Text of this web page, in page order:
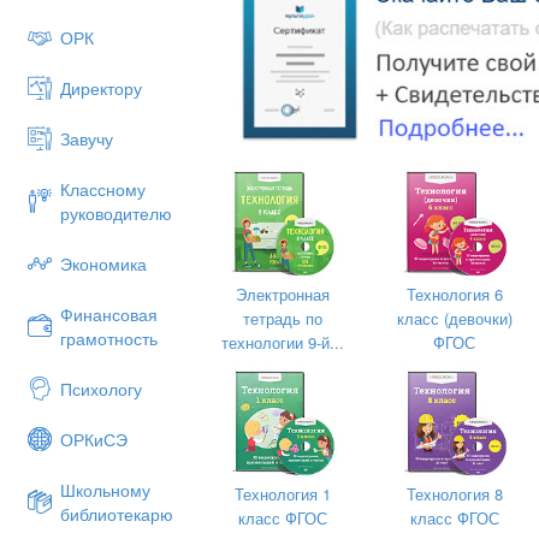
ОРК
Директору
Завучу
Классному
руководителю
Экономика
Финансовая
грамотность
Психологу
ОРКиСЭ
Школьному
библиотекарю
Отличительные особенности
Возможность работы в режиме
Возможность организации
Возможность моделирования
изображения и высокой степени
Автоматизация рутинных
времени
Электронная
тетрадь по
технологии 9-й...
Технология 6
класс (девочки)
ФГОС
Технология 1
класс ФГОС
Технология 8
класс ФГОС